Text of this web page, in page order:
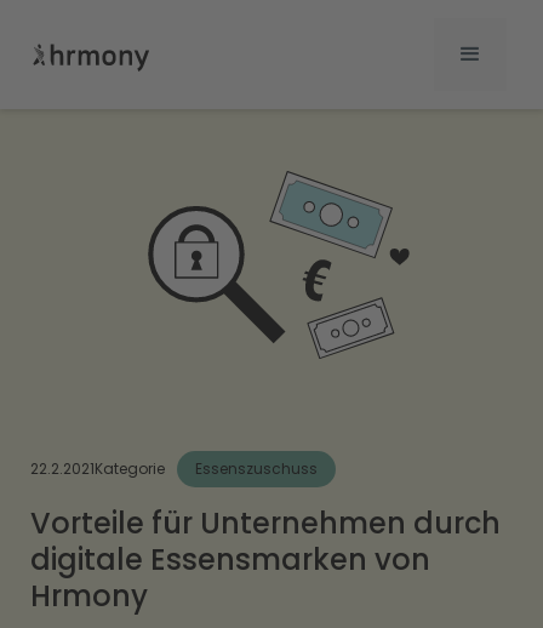
22.2.2021Kategorie Essenszuschuss
Vorteile für Unternehmen durch
digitale Essensmarken von
Hrmony